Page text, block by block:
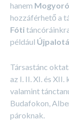
hanem
hozzáférhető a
Fóti
például
Társastánc
az I. II. XI. és
valamint
Budafokon,
pároknak.